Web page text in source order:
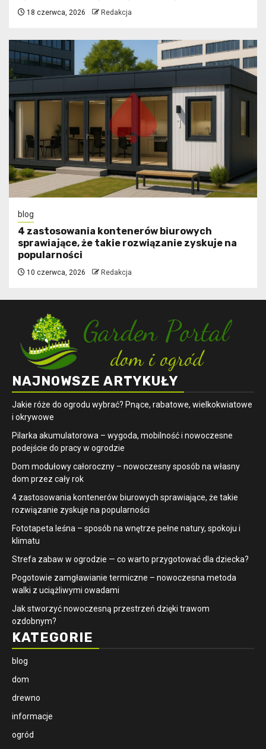
18 czerwca, 2026 Redakcja
blog
4 zastosowania kontenerów biurowych
sprawiające, że takie rozwiązanie zyskuje na
popularności
10 czerwca, 2026 Redakcja
NAJNOWSZE ARTYKUŁY
Jakie róże do ogrodu wybrać? Pnące, rabatowe, wielkokwiatowe
i okrywowe
Pilarka akumulatorowa – wygoda, mobilność i nowoczesne
podejście do pracy w ogrodzie
Dom modułowy całoroczny – nowoczesny sposób na własny
dom przez cały rok
4 zastosowania kontenerów biurowych sprawiające, że takie
rozwiązanie zyskuje na popularności
​Fototapeta leśna – sposób na wnętrze pełne natury, spokoju i
klimatu
Strefa zabaw w ogrodzie — co warto przygotować dla dziecka?
Pogotowie zamgławianie termiczne – nowoczesna metoda
walki z uciążliwymi owadami
Jak stworzyć nowoczesną przestrzeń dzięki trawom
ozdobnym?
KATEGORIE
blog
dom
drewno
informacje
ogród